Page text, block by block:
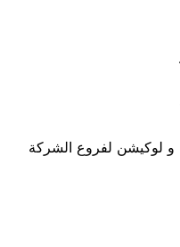
و لوكيشن لفروع الشركة